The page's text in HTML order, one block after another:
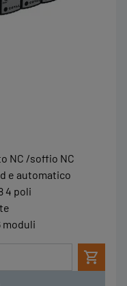
NC /soffio NC
e automatico
4 poli
moduli